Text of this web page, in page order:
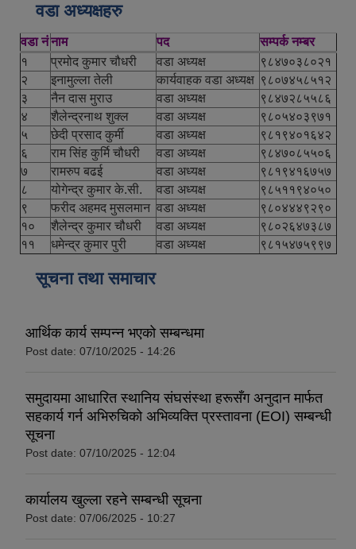
वडा अध्यक्षहरु
वडा नंनाम पद
सम्पर्क नम्बर
१
प्रमोद कुमार चौधरी वडा अध्यक्ष
९८४७०३८०२१
२
इनामुल्ला तेली कार्यवाहक वडा अध्यक्ष ९८०७४५८५१२
३
नैन दास मुराउ वडा अध्यक्ष
९८४७२८५५८६
४
शैलेन्द्रनाथ शुक्ल वडा अध्यक्ष
९८०५४०३९७१
५
छेदी प्रसाद कुर्मी वडा अध्यक्ष
९८१९४०१६४२
६
राम सिंह कुर्मि चौधरी वडा अध्यक्ष
९८४७०८५५०६
७
रामरुप बढई वडा अध्यक्ष
९८१९४१६७५७
८
योगेन्द्र कुमार के.सी. वडा अध्यक्ष
९८५११९४०५०
९
फरीद अहमद मुसलमान वडा अध्यक्ष
९८०४४४९२९०
१०
शैलेन्द्र कुमार चौधरी वडा अध्यक्ष
९८०२६४७३८७
११
धमेन्द्र कुमार पुरी वडा अध्यक्ष ९८१५४७५९९७
सूचना तथा समाचार
आर्थिक कार्य सम्पन्न भएको सम्बन्धमा
Post date: 07/10/2025 - 14:26
समुदायमा आधारित स्थानिय संघसंस्था हरूसँग अनुदान मार्फत
सहकार्य गर्न अभिरुचिको अभिव्यक्ति प्रस्तावना (EOI) सम्बन्धी
सूचना
Post date: 07/10/2025 - 12:04
कार्यालय खुल्ला रहने सम्बन्धी सूचना
Post date: 07/06/2025 - 10:27